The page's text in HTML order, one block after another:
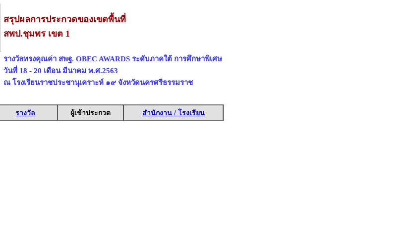
สรุปผลการประกวดของเขตพื้นที่
สพป.ชุมพร เขต 1
รางวัลทรงคุณค่า สพฐ. OBEC AWARDS ระดับภาคใต้ การศึกษาพิเศษ
วันที่ 18 - 20 เดือน มีนาคม พ.ศ.2563
ณ โรงเรียนราชประชานุเคราะห์ ๑๙ จังหวัดนครศรีธรรมราช
รางวัล ผู้เข้าประกวด สำนักงาน / โรงเรียน